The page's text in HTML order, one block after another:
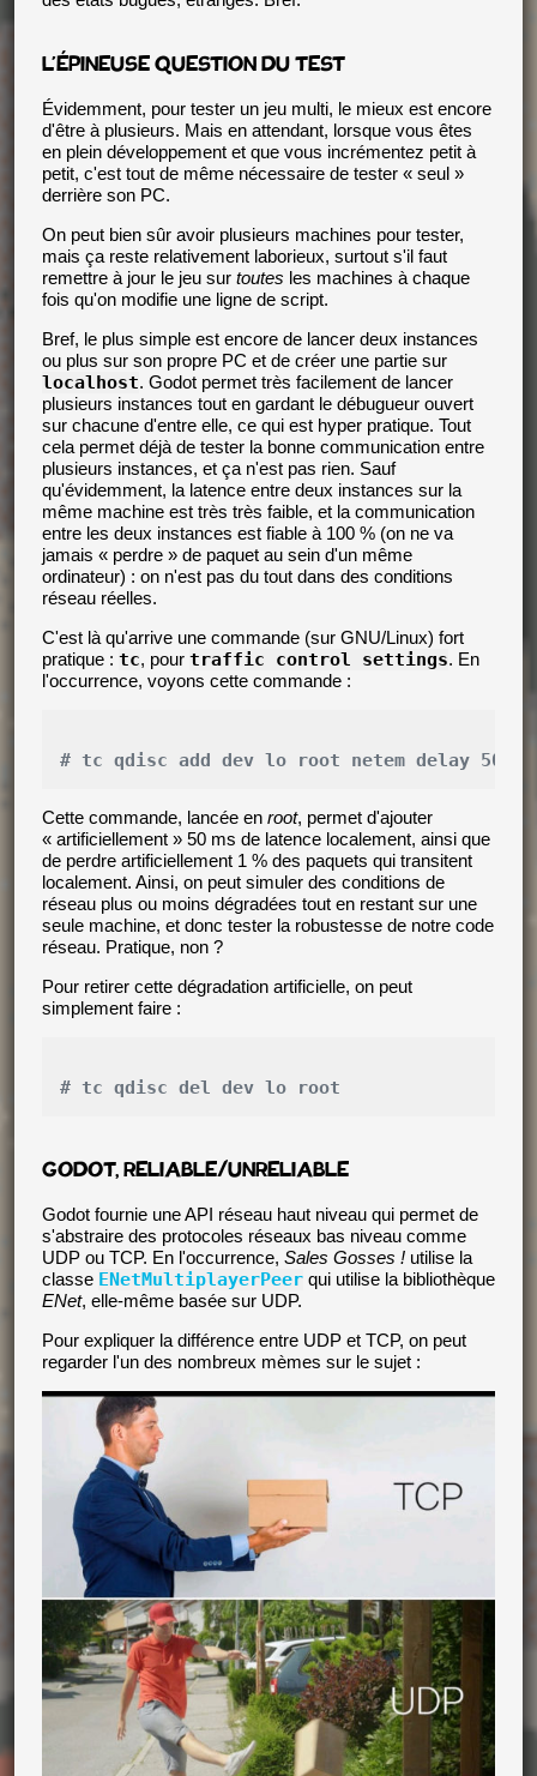
L'ÉPINEUSE QUESTION DU TEST
Évidemment, pour tester un jeu multi, le mieux est encore
d'être à plusieurs. Mais en attendant, lorsque vous êtes
en plein développement et que vous incrémentez petit à
petit, c'est tout de même nécessaire de tester « seul »
derrière son PC.
On peut bien sûr avoir plusieurs machines pour tester,
mais ça reste relativement laborieux, surtout s'il faut
remettre à jour le jeu sur toutes les machines à chaque
fois qu'on modifie une ligne de script.
Bref, le plus simple est encore de lancer deux instances
ou plus sur son propre PC et de créer une partie sur
localhost. Godot permet très facilement de lancer
plusieurs instances tout en gardant le débugueur ouvert
sur chacune d'entre elle, ce qui est hyper pratique. Tout
cela permet déjà de tester la bonne communication entre
plusieurs instances, et ça n'est pas rien. Sauf
qu'évidemment, la latence entre deux instances sur la
même machine est très très faible, et la communication
entre les deux instances est fiable à 100 % (on ne va
jamais « perdre » de paquet au sein d'un même
ordinateur) : on n'est pas du tout dans des conditions
réseau réelles.
C'est là qu'arrive une commande (sur GNU/Linux) fort
pratique : tc, pour traffic control settings. En
l'occurrence, voyons cette commande :
# tc qdisc add dev lo root netem delay 50ms
Cette commande, lancée en root, permet d'ajouter
« artificiellement » 50 ms de latence localement, ainsi que
de perdre artificiellement 1 % des paquets qui transitent
localement. Ainsi, on peut simuler des conditions de
réseau plus ou moins dégradées tout en restant sur une
seule machine, et donc tester la robustesse de notre code
réseau. Pratique, non ?
Pour retirer cette dégradation artificielle, on peut
simplement faire :
# tc qdisc del dev lo root
GODOT, RELIABLE/UNRELIABLE
Godot fournie une API réseau haut niveau qui permet de
s'abstraire des protocoles réseaux bas niveau comme
UDP ou TCP. En l'occurrence, Sales Gosses !utilise la
classe ENetMultiplayerPeerqui utilise la bibliothèque
ENet, elle-même basée sur UDP.
Pour expliquer la différence entre UDP et TCP, on peut
regarder l'un des nombreux mèmes sur le sujet :